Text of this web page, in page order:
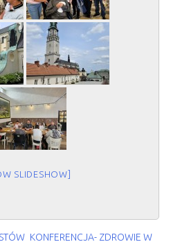
SLIDESHOW]
KONFERENCJA- ZDROWIE W